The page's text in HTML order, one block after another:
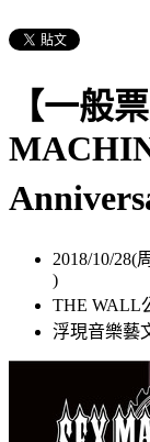
【一般
2018/10/28(
)
THE WALL
浮現音樂藝